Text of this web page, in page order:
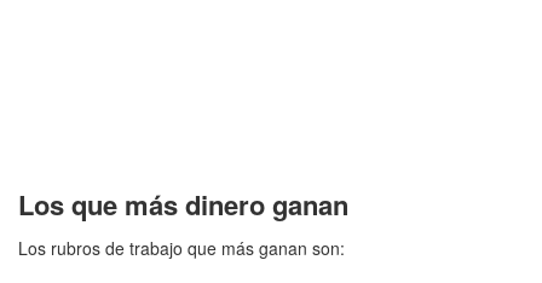
Los que más dinero ganan
Los rubros de trabajo que más ganan son: